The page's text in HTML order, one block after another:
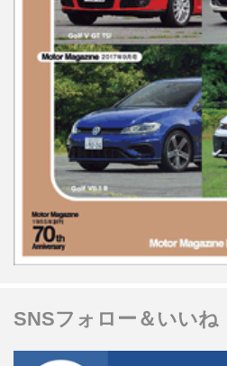
SNSフォロー＆いいね